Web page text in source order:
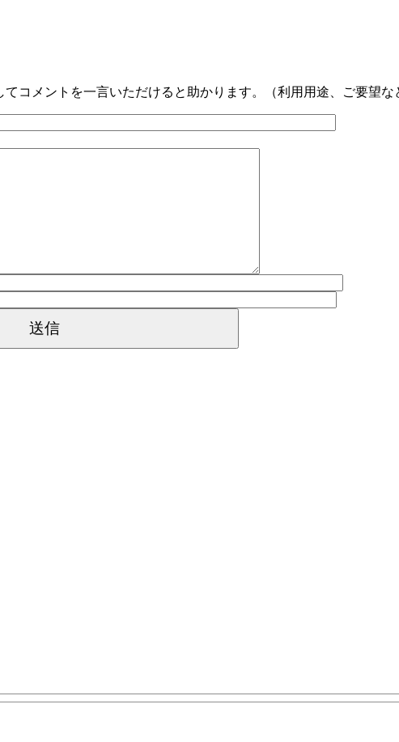
てコメントを一言いただけると助かります。（利用用途、ご要望な